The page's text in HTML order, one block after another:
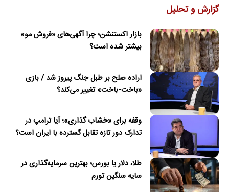
گزارش و تحلیل
بازار اکستنشن؛ چرا آگهی‌های «فروش مو»
بیشتر شده است؟
اراده صلح بر طبل جنگ پیروز شد / بازی
«باخت-باخت» تغییر می‌کند؟
وقفه برای «خشاب گذاری»؛ آیا ترامپ در
تدارک دور تازه تقابل گسترده با ایران است؟
طلا، دلار یا بورس؛ بهترین سرمایه‌گذاری در
سایه سنگین تورم